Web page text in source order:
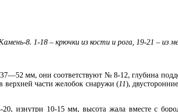
8. 1‑18 – крючки из кости и рога, 19‑21 – из
мм, они соответствуют № 8-12, глубина
верхней части желобок снаружи (11),
изнутри 10-15 мм, высота жала вместе с